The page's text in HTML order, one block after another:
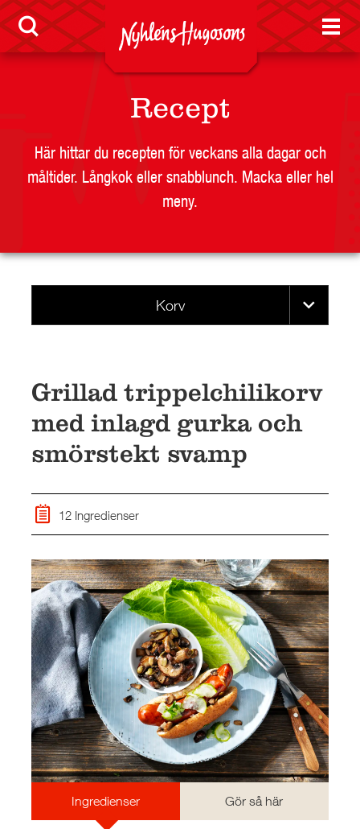
RESTAURANG OCH STORHUSHÅLL
SKOLA
PRESS
KONTAKT
Recept
Här hittar du recepten för veckans alla dagar och
måltider. Långkok eller snabblunch. Macka eller hel
meny.
Korv
Grillad trippelchilikorv
med inlagd gurka och
smörstekt svamp
12 Ingredienser
Ingredienser Gör så här